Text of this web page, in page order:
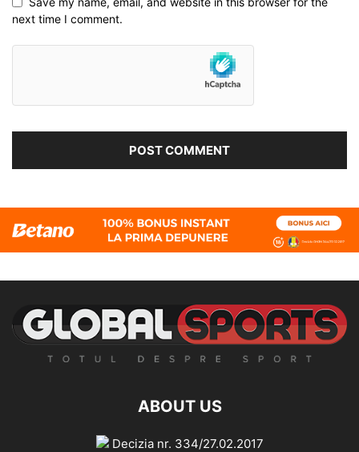
next time I comment.
ABOUT US
Decizia nr. 334/27.02.2017